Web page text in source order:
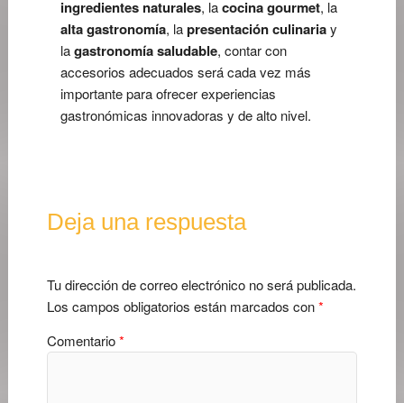
ingredientes naturales, lacocina gourmet, la
alta gastronomía, lapresentación culinariay
lagastronomía saludable, contar con
accesorios adecuados será cada vez más
importante para ofrecer experiencias
gastronómicas innovadoras y de alto nivel.
Deja una respuesta
Tu dirección de correo electrónico no será publicada.
Los campos obligatorios están marcados con*
Comentario*